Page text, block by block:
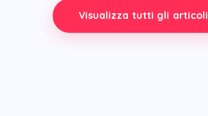
Visualizza tutti gli articoli